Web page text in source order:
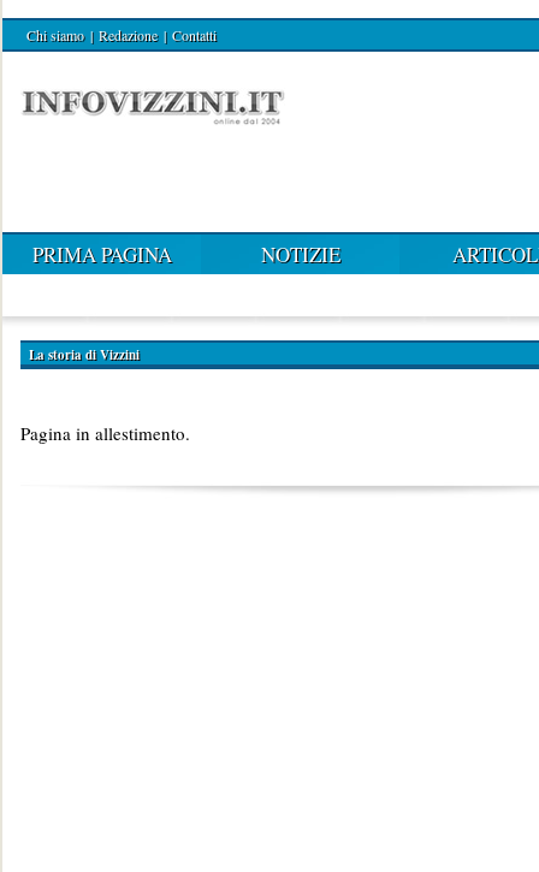
Chi siamo | Redazione | Contatti
PRIMA PAGINA NOTIZIE
La storia di Vizzini
Pagina in allestimento.